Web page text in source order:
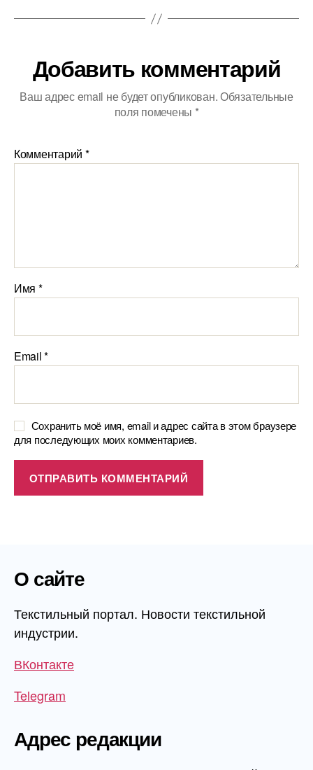
Добавить комментарий
Ваш адрес email не будет опубликован.Обязательные
поля помечены *
Комментарий *
Имя *
Email*
Сохранить моё имя, email и адрес сайта в этом браузере
для последующих моих комментариев.
О сайте
Текстильный портал. Новости текстильной
индустрии.
ВКонтакте
Telegram
Адрес редакции